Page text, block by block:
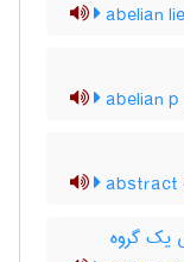
abelian
abelian
abstract
یک گروه